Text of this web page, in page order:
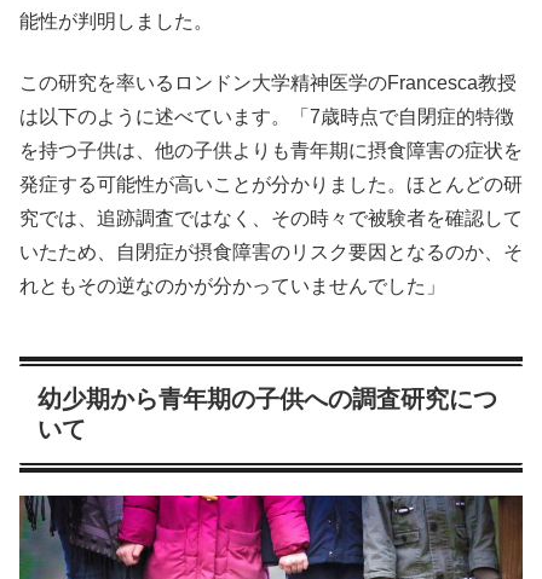
能性が判明しました。
この研究を率いるロンドン大学精神医学のFrancesca教授
は以下のように述べています。「7歳時点で自閉症的特徴
を持つ子供は、他の子供よりも青年期に摂食障害の症状を
発症する可能性が高いことが分かりました。ほとんどの研
究では、追跡調査ではなく、その時々で被験者を確認して
いたため、自閉症が摂食障害のリスク要因となるのか、そ
れともその逆なのかが分かっていませんでした」
幼少期から青年期の子供への調査研究につ
いて